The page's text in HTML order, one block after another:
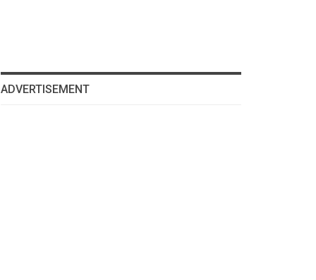
ADVERTISEMENT